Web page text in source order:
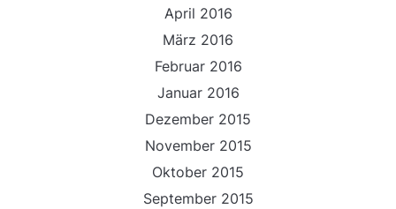
April 2016
März 2016
Februar 2016
Januar 2016
Dezember 2015
November 2015
Oktober 2015
September 2015